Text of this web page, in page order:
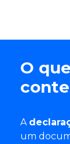
O
A
um